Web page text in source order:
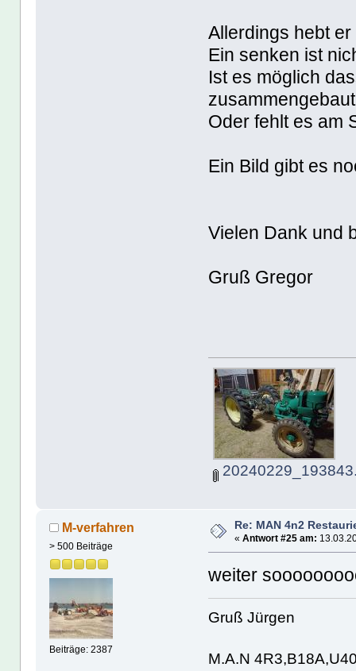
Allerdings hebt
Ein senken ist
Ist es möglich
Oder fehlt es am
Ein Bild gibt es
Vielen Dank und
Gruß Gregor
M-verfahren
> 500 Beiträge
Beiträge: 2387
Re: MAN 4n2
« Antwort #25 am:
weiter
Gruß Jürgen
M.A.N